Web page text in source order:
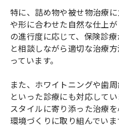
特に、詰め物や被せ物治療
や形に合わせた自然な仕上
の進行度に応じて、保険診
と相談しながら適切な治療
っています。
また、ホワイトニングや歯
といった診療にも対応して
スタイルに寄り添った治療
環境づくりに取り組んでいま